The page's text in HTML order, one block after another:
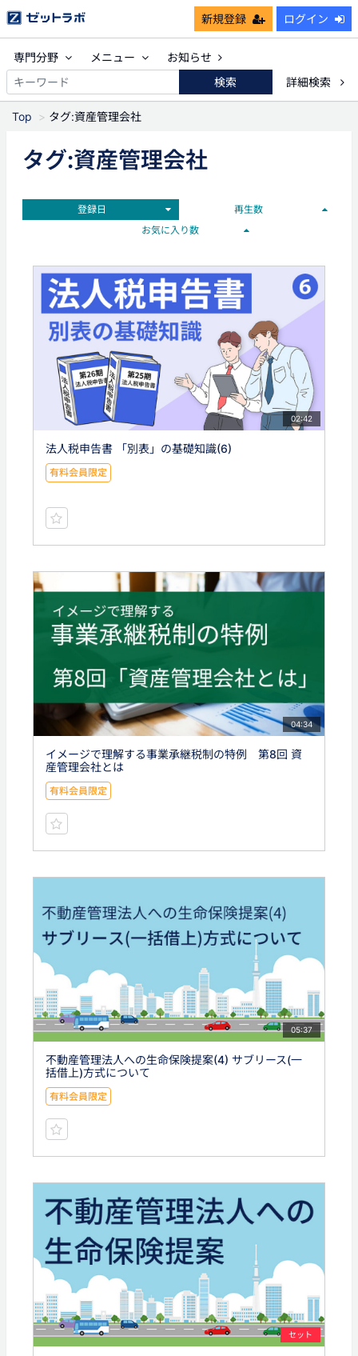
新規登録 ログイン
専門分野 メニュー
お知らせ
検索
詳細検索
Top タグ:資産管理会社
タグ:資産管理会社
登録日
再生数
お気に入り数
02:42
法人税申告書 「別表」の基礎知識(6)
有料会員限定
04:34
イメージで理解する事業承継税制の特例 第8回 資
産管理会社とは
有料会員限定
05:37
不動産管理法人への生命保険提案(4) サブリース(一
括借上)方式について
有料会員限定
セット